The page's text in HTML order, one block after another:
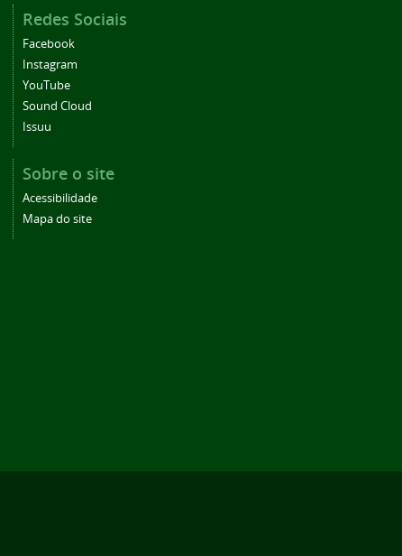
Redes Sociais
Facebook
Instagram
YouTube
Sound Cloud
Issuu
Sobre o site
Acessibilidade
Mapa do site